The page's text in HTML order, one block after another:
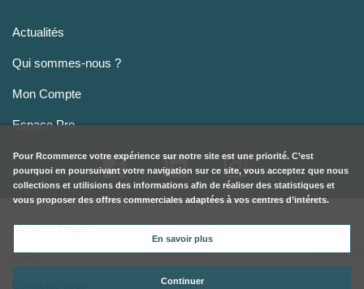
Actualités
Qui sommes-nous ?
Mon Compte
Espace Pro
Mentions Légales
CGU
Pour Rcommerce votre expérience sur notre site est une priorité. C’est
pourquoi en poursuivant votre navigation sur ce site, vous acceptez que nous
collections et utilisions des informations afin de réaliser des statistiques et
vous proposer des offres commerciales adaptées à vos centres d’intérets.
En savoir plus
Continuer